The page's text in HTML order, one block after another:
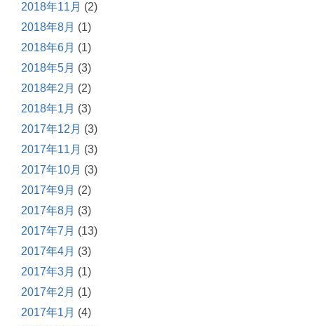
2018年11月 (2)
2018年8月 (1)
2018年6月 (1)
2018年5月 (3)
2018年2月 (2)
2018年1月 (3)
2017年12月 (3)
2017年11月 (3)
2017年10月 (3)
2017年9月 (2)
2017年8月 (3)
2017年7月 (13)
2017年4月 (3)
2017年3月 (1)
2017年2月 (1)
2017年1月 (4)